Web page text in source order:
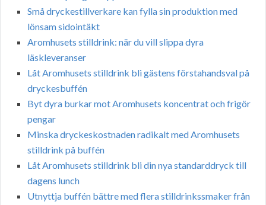
Små dryckestillverkare kan fylla sin produktion med
lönsam sidointäkt
Aromhusets stilldrink: när du vill slippa dyra
läskleveranser
Låt Aromhusets stilldrink bli gästens förstahandsval på
dryckesbuffén
Byt dyra burkar mot Aromhusets koncentrat och frigör
pengar
Minska dryckeskostnaden radikalt med Aromhusets
stilldrink på buffén
Låt Aromhusets stilldrink bli din nya standarddryck till
dagens lunch
Utnyttja buffén bättre med flera stilldrinkssmaker från